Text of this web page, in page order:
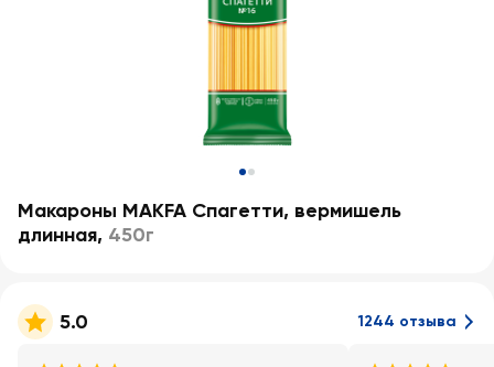
Макароны MAKFA Спагетти, вермишель
длинная, 450г
5.0 1244 отзыва